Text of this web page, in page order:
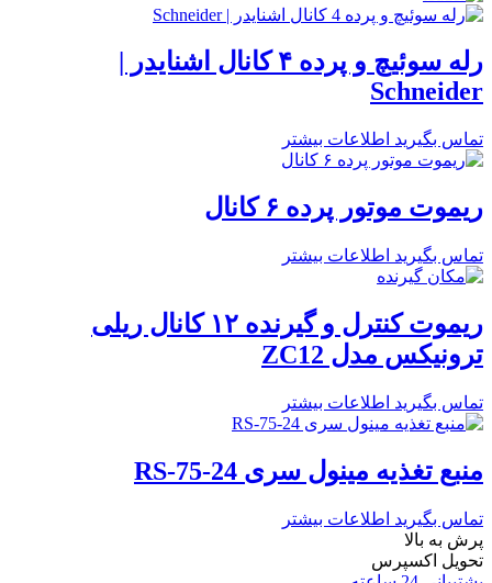
رله سوئیچ و پرده ۴ کانال اشنایدر |
Schneider
تماس بگیرید اطلاعات بیشتر
ریموت موتور پرده ۶ کانال
تماس بگیرید اطلاعات بیشتر
ریموت کنترل و گیرنده ۱۲ کانال ریلی
ترونیکس مدل ZC12
تماس بگیرید اطلاعات بیشتر
منبع تغذیه مینول سری RS-75-24
تماس بگیرید اطلاعات بیشتر
پرش به بالا
تحویل اکسپرس